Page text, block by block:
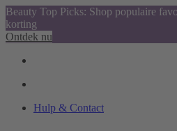
Beauty Top Picks: Shop populaire
korting
Ontdek nu
Hulp & Contact